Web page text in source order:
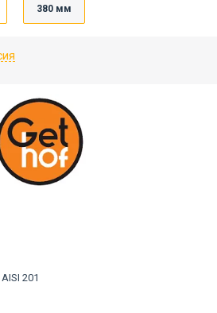
380 мм
201